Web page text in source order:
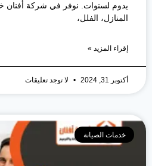
يدوم لسنوات. نوفر في شركة أفنان
المنازل، الفلل،
إقراء المزيد »
أكتوبر 31, 2024 لا توجد تعليقات
خدمات الصيانة